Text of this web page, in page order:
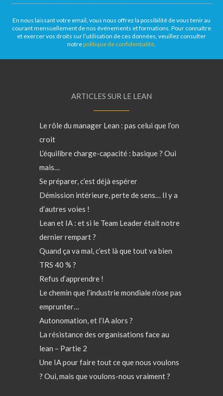
En nous laissant votre email, vous nous offrez la possibilité de vous tenir au
courant mensuellement de nos événements et formations. Pour connaître
et exercer vos droits sur l’utilisation de ces données, veuillez consulter
notrepolitique de confidentialité
ARTICLES SUR LE LEAN
Le rôle du manager Lean : pas celui que l’on
croit
L’équilibre charge-capacité : basique ? Oui
mais…
Se préparer, c’est déjà espérer
Démission intérieure, perte de sens… Il y a
d’autres voies !
Lean et IA : et si le Team Leader était notre
dernier rempart ?
Quand ça va mal, c’est là que tout va bien
TRS 40 % ?
Refus d’apprendre !
Le chemin que l’industrie mondiale n’ose pas
emprunter…
Autonomation, et l’IA alors ?
La résistance des organisations face au
lean – Partie 2
Une IA pour faire tout ce que nous voulons
? Oui, mais que voulons-nous vraiment ?